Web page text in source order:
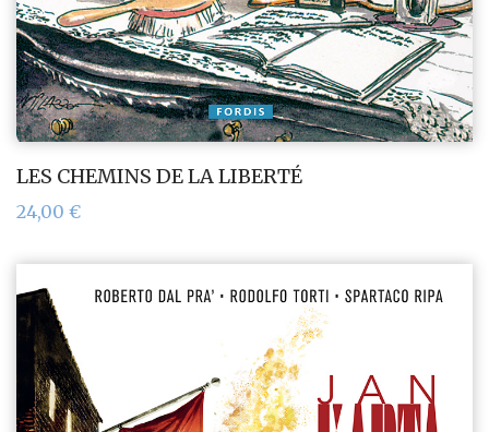
LES CHEMINS DE LA LIBERTÉ
24,00 €